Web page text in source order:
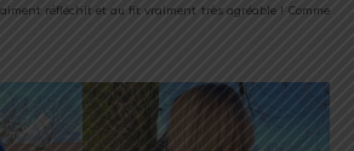
réfléchit et au fit vraiment très agréable ! Comme